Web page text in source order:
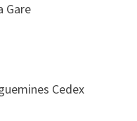
Gare
Cedex